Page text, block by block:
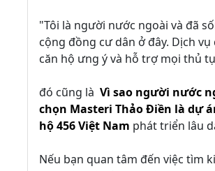
"Tôi là người nước ngoài và đã
cộng đồng cư dân ở đây. Dịch
căn hộ ưng ý và hỗ trợ mọi thủ
đó cũng là Vì sao người nước
chọn Masteri Thảo Điền là dự
hộ 456 Việt Nam phát triển lâu
Nếu bạn quan tâm đến việc tìm